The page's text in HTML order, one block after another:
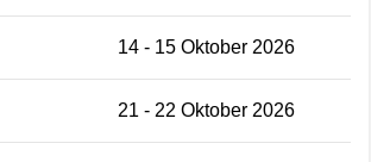
14 - 15 Oktober 2026
21 - 22 Oktober 2026